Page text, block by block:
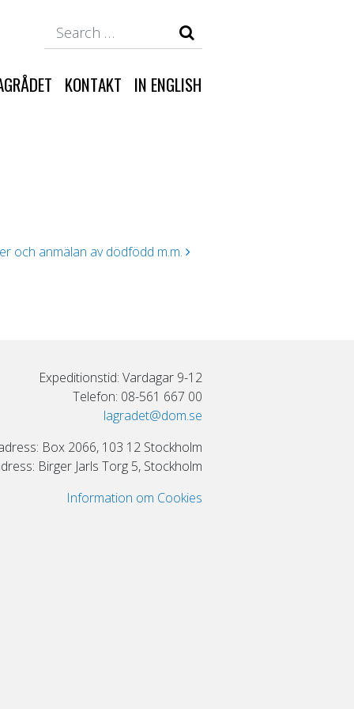
KONTAKT IN ENGLISH
och anmälan av dödfödd m.m.
Expeditionstid: Vardagar 9-12
Telefon: 08-561 667 00
lagradet@dom.se
Box 2066, 103 12 Stockholm
Birger Jarls Torg 5, Stockholm
Information om Cookies